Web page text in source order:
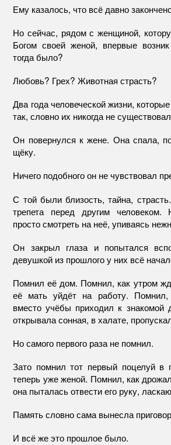
Ему казалось, что всё давно
Но сейчас, рядом с женщиной,
Богом своей женой, впервые
тогда было?
Любовь? Грех? Животная страсть?
Два года человеческой жизни,
так, словно их никогда не
Он повернулся к жене. Она спала,
щёку.
Ничего подобного он не чувствовал
С той были близость, тайна,
трепета перед другим
просто смотреть на неё, упиваясь
Он закрыл глаза и попытался
девушкой из прошлого у них всё
Помнил её дом. Помнил, как утром
её мать уйдёт на работу.
вместо учёбы приходил к знакомой
открывала сонная, в халате,
Но самого первого раза не помнил.
Зато помнил тот первый поцелуй в
теперь уже женой. Помнил, как
она пыталась отвести его руку,
Память словно сама вынесла
И всё же это прошлое было.